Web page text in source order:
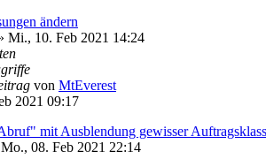
ändern
Mi., 10. Feb 2021 14:24
von MtEverest
2021 09:17
mit Ausblendung gewisser
Mo., 08. Feb 2021 22:14